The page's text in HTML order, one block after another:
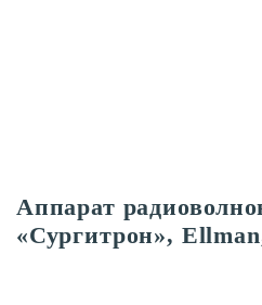
Аппарат
«Сургитрон»,